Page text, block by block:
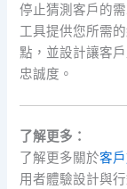
停止猜測客戶的
工具提供您所需
點，並設計讓客
忠誠度。
了解更多：
了解更多關於客
用者體驗設計與